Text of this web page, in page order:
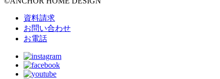
資料請求
お問い合わせ
お電話